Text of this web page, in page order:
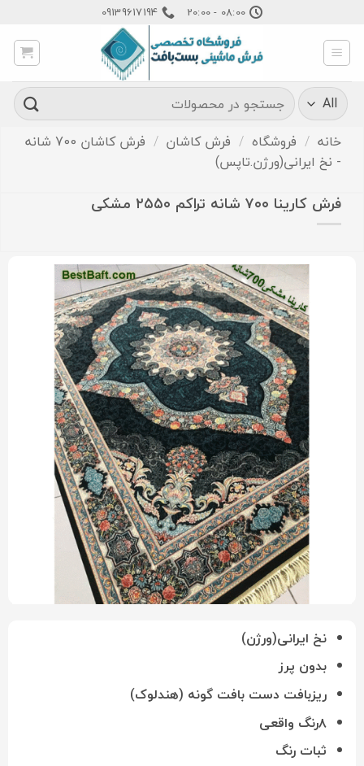
content
08:00 - 20:00
09139617194
جستجو
برای:
خانه / فروشگاه / فرش کاشان /
فرش کاشان 700 شانه
- نخ ایرانی(ورژن.تاپس)
فرش کارینا ۷۰۰ شانه تراکم ۲۵۵۰ مشکی
نخ ایرانی(ورژن)
بدون پرز
ریزبافت دست بافت گونه (هندلوک)
۸رنگ واقعی
ثبات رنگ